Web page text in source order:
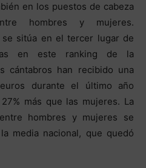
en los puestos de cabeza
hombres y mujeres.
se sitúa en el tercer lugar de
en este ranking de la
cántabros han recibido una
durante el último año
más que las mujeres. La
hombres y mujeres se
media nacional, que quedó